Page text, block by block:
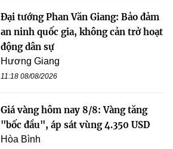
Đại tướng Phan Văn Giang: Bảo đảm
an ninh quốc gia, không cản trở hoạt
động dân sự
Hương Giang
11:18 08/08/2026
Giá vàng hôm nay 8/8: Vàng tăng
"bốc đầu", áp sát vùng 4.350 USD
Hòa Bình